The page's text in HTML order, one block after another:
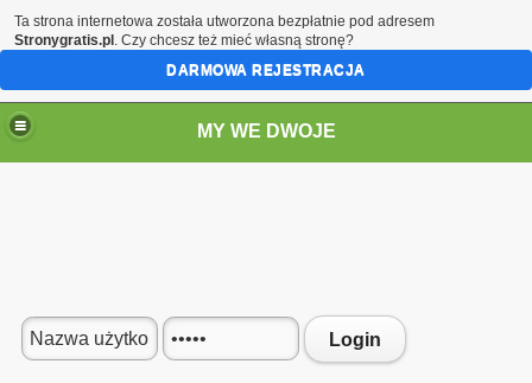
MY WE DWOJE
Login
Ta strona internetowa została utworzona bezpłatnie pod adresem
Stronygratis.pl . Czy chcesz też mieć własną stronę?
DARMOWA REJESTRACJA